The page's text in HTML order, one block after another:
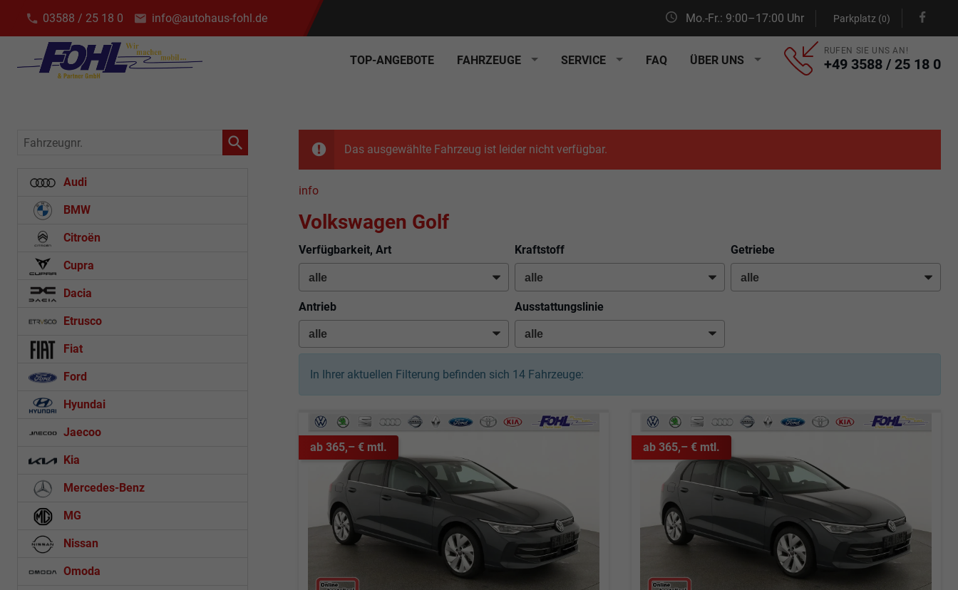
03588 / 25 18 0 info@autohaus-fohl.de Mo.-Fr.: 9:00–17:00 Uhr Parkplatz (0)
TOP-ANGEBOTE FAHRZEUGE SERVICE FAQ ÜBER UNS
RUFEN SIE UNS AN!
+49 3588 / 25 18 0
Das ausgewählte Fahrzeug ist leider nicht verfügbar.
info
Volkswagen Golf
Verfügbarkeit, Art Kraftstoff Getriebe
Antrieb Ausstattungslinie
In Ihrer aktuellen Filterung befinden sich 14 Fahrzeuge:
ab 365,– € mtl. ab 365,– € mtl.
Fahrzeugnr.
Audi
BMW
Citroën
Cupra
Dacia
Etrusco
Fiat
Ford
Hyundai
Jaecoo
Kia
Mercedes-Benz
MG
Nissan
Omoda